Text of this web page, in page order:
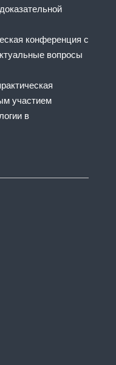
конференция с
вопросы
участием
в